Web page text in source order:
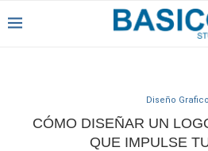
Diseño Grafico
CÓMO DISEÑAR UN
QUE IMPULSE